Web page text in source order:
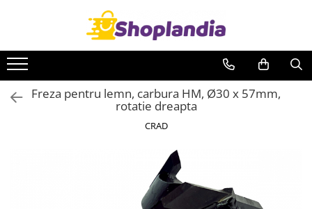
Toate Produsele
Atelier & Bricolaj
Unelte si scule
Freza pentru lemn, carbura HM, Ø30 x 57mm,
rotatie dreapta
CRAD